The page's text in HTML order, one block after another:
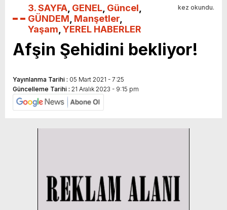
3. SAYFA GENEL Güncel
GÜNDEM Manşetler
Yaşam YEREL HABERLER
kez okundu.
Afşin Şehidini bekliyor!
Yayınlanma Tarihi : 05 Mart 2021 - 7:25
Güncelleme Tarihi : 21 Aralık 2023 - 9:15 pm